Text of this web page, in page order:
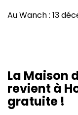
Au Wanch : 13
La Maison
revient à
gratuite !